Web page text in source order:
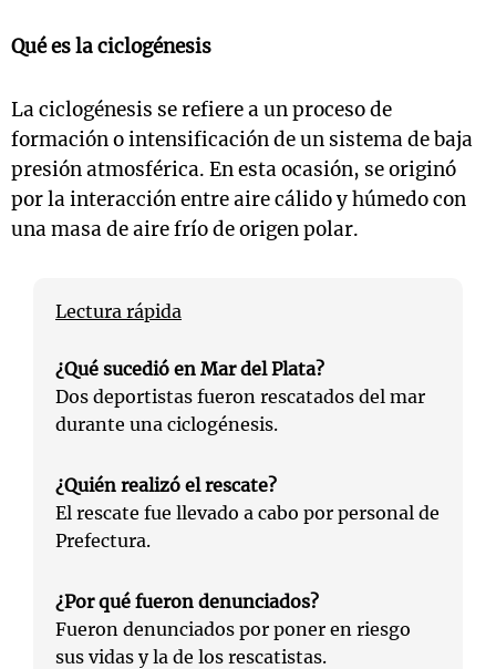
Qué es la ciclogénesis
La ciclogénesis se refiere a un proceso de
formación o intensificación de un sistema de baja
presión atmosférica. En esta ocasión, se originó
por la interacción entre aire cálido y húmedo con
una masa de aire frío de origen polar.
Lectura rápida
¿Qué sucedió en Mar del Plata?
Dos deportistas fueron rescatados del mar
durante una ciclogénesis.
¿Quién realizó el rescate?
El rescate fue llevado a cabo por personal de
Prefectura.
¿Por qué fueron denunciados?
Fueron denunciados por poner en riesgo
sus vidas y la de los rescatistas.